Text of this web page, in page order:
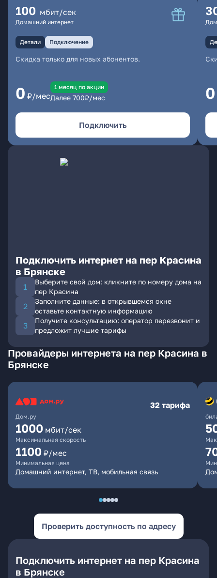
100 мбит/сек
Домашний интернет
Детали Подключение
Скидка только для новых абонентов.
0 ₽/мес
1 месяц по акции
Далее 700₽/мес
Подключить
0
Подключить интернет на пер Красина
в Брянске
Выберите свой дом: кликните по номеру дома на
пер Красина
Заполните данные: в открывшемся окне
оставьте контактную информацию
Получите консультацию: оператор перезвонит и
предложит лучшие тарифы
Провайдеры интернета на пер Красина в
Брянске
Дом.ру
32 тарифа
1000 мбит/сек
Максимальная скорость
1100 ₽/мес
Минимальная цена
Домашний интернет, ТВ, мобильная связь
Проверить доступность по адресу
Подключить интернет на пер Красина
в Брянске